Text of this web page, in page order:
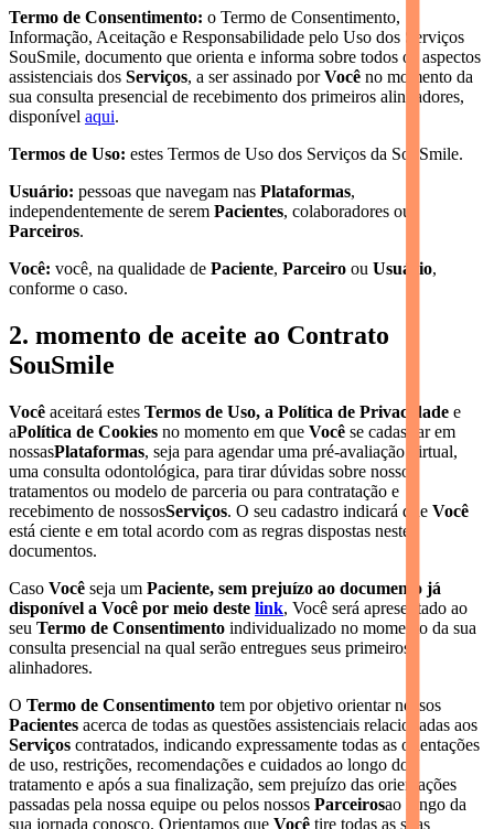
Termo de Consentimento: o Termo de Consentimento,
Informação, Aceitação e Responsabilidade pelo Uso dos Serviços
SouSmile, documento que orienta e informa sobre todos os aspectos
assistenciais dos Serviços, a ser assinado por Você no momento da
sua consulta presencial de recebimento dos primeiros alinhadores,
disponível aqui.
Termos de Uso: estes Termos de Uso dos Serviços da SouSmile.
Usuário: pessoas que navegam nas Plataformas,
independentemente de serem Pacientes, colaboradores ou
Parceiros.
Você: você, na qualidade de Paciente, Parceiro ou Usuário,
conforme o caso.
2. momento de aceite ao Contrato
SouSmile
Você aceitará estes Termos de Uso, a Política de Privacidade e
aPolítica de Cookies no momento em que Você se cadastrar em
nossasPlataformas, seja para agendar uma pré-avaliação virtual,
uma consulta odontológica, para tirar dúvidas sobre nossos
tratamentos ou modelo de parceria ou para contratação e
recebimento de nossosServiços. O seu cadastro indicará que Você
está ciente e em total acordo com as regras dispostas nestes
documentos.
Caso Você seja um Paciente, sem prejuízo ao documento já
disponível a Você por meio deste link, Você será apresentado ao
seu Termo de Consentimento individualizado no momento da sua
consulta presencial na qual serão entregues seus primeiros
alinhadores.
O Termo de Consentimento tem por objetivo orientar nossos
Pacientes acerca de todas as questões assistenciais relacionadas aos
Serviços contratados, indicando expressamente todas as orientações
de uso, restrições, recomendações e cuidados ao longo do
tratamento e após a sua finalização, sem prejuízo das orientações
passadas pela nossa equipe ou pelos nossos Parceirosao longo da
sua jornada conosco. Orientamos que Você tire todas as suas